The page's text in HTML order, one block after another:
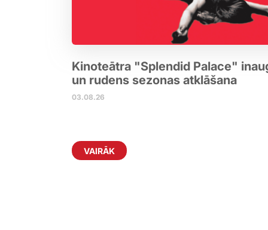
Kinoteātra "Splendid Palace"
un rudens sezonas atklāšana
03.08.26
VAIRĀK